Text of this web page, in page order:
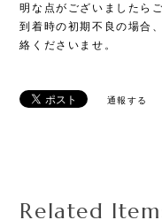
明な点がございましたら
到着時の初期不良の場合
絡くださいませ。
通報する
Related